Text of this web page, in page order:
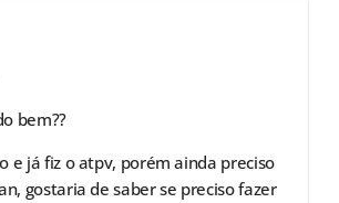
bem??
e já fiz o atpv, porém ainda preciso
gostaria de saber se preciso fazer